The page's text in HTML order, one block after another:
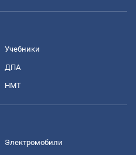
Учебники
ДПА
НМТ
Электромобили